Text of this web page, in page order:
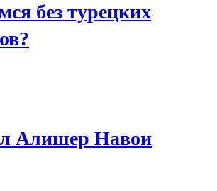
без турецких
Алишер Навои